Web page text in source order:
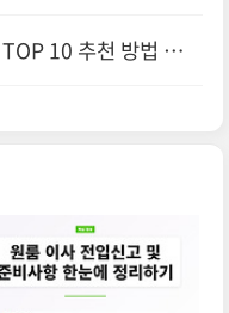
10 추천 방법 알아